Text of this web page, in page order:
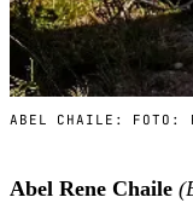
ABEL CHAILE: FOTO:
Abel Rene Chaile